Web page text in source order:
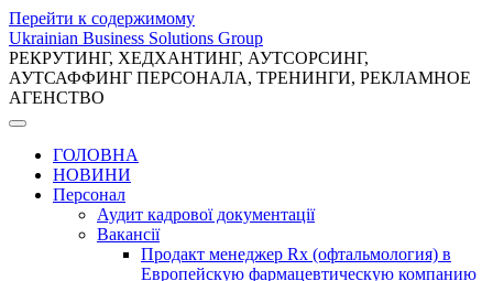
Перейти к содержимому
Ukrainian Business Solutions Group
РЕКРУТИНГ, ХЕДХАНТИНГ, АУТСОРСИНГ,
АУТСАФФИНГ ПЕРСОНАЛА, ТРЕНИНГИ, РЕКЛАМНОЕ
АГЕНСТВО
ГОЛОВНА
НОВИНИ
Персонал
Аудит кадрової документації
Вакансії
Продакт менеджер Rx (офтальмология) в
Европейскую фармацевтическую компанию